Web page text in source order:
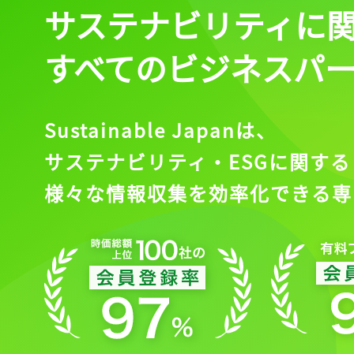
サステナビリティに
すべてのビジネスパ
Sustainable Japanは、
サステナビリティ・ESGに関する
様々な情報収集を効率化できる